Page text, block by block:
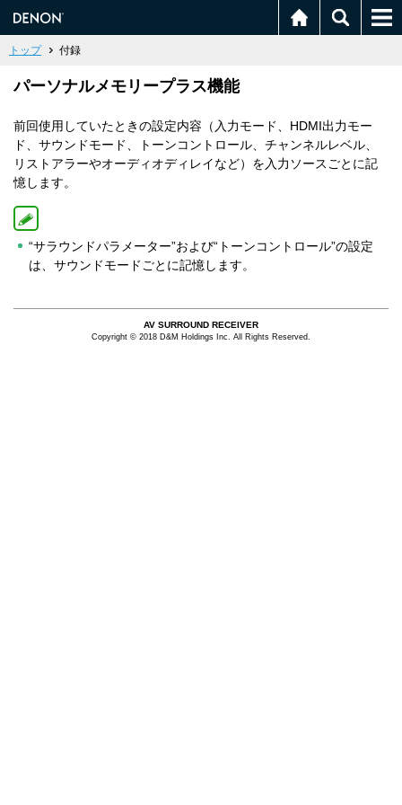
トップ 付録
パーソナルメモリープラス機能
前回使用していたときの設定内容（入力モード、HDMI出力モー
ド、サウンドモード、トーンコントロール、チャンネルレベル、
リストアラーやオーディオディレイなど）を入力ソースごとに記
憶します。
“サラウンドパラメーター”および“トーンコントロール”の設定
は、サウンドモードごとに記憶します。
AV SURROUND RECEIVER
Copyright © 2018 D&M Holdings Inc. All Rights Reserved.